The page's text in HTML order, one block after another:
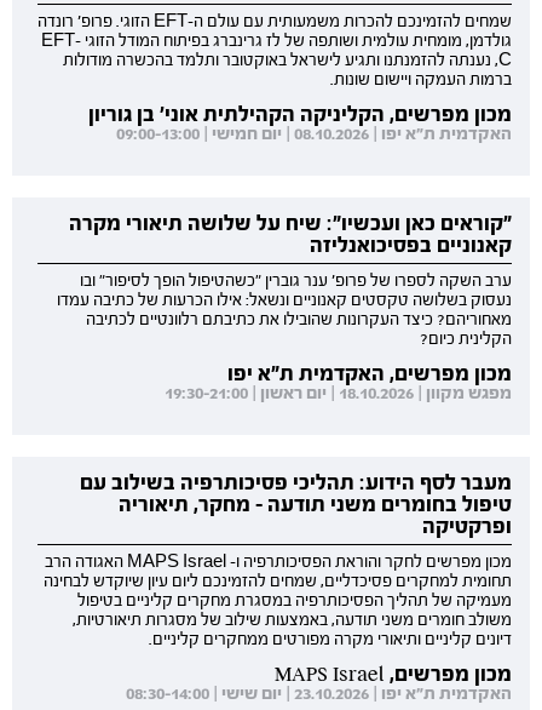
שמחים להזמינכם להכרות משמעותית עם עולם ה-EFT הזוגי. פרופ' רונדה
גולדמן, מומחית עולמית ושותפה של לז גרינברג בפיתוח המודל הזוגי EFT-
C, נענתה להזמנתנו ותגיע לישראל באוקטובר ותלמד בהכשרה מודולות
ברמות העמקה ויישום שונות.
מכון מפרשים, הקליניקה הקהילתית אוני' בן גוריון
האקדמית ת"א יפו | 08.10.2026 | יום חמישי | 09:00-13:00
"קוראים כאן ועכשיו": שיח על שלושה תיאורי מקרה
קאנוניים בפסיכואנליזה
ערב השקה לספרו של פרופ' ענר גוברין "כשהטיפול הופך לסיפור" ובו
נעסוק בשלושה טקסטים קאנוניים ונשאל: אילו הכרעות של כתיבה עמדו
מאחוריהם? כיצד העקרונות שהובילו את כתיבתם רלוונטיים לכתיבה
הקלינית כיום?
מכון מפרשים, האקדמית ת"א יפו
מפגש מקוון | 18.10.2026 | יום ראשון | 19:30-21:00
מעבר לסף הידוע: תהליכי פסיכותרפיה בשילוב עם
טיפול בחומרים משני תודעה - מחקר, תיאוריה
ופרקטיקה
מכון מפרשים לחקר והוראת הפסיכותרפיה ו- MAPS Israel האגודה הרב
תחומית למחקרים פסיכדליים, שמחים להזמינכם ליום עיון שיוקדש לבחינה
מעמיקה של תהליך הפסיכותרפיה במסגרת מחקרים קליניים בטיפול
משולב חומרים משני תודעה, באמצעות שילוב של מסגרות תיאורטיות,
דיונים קליניים ותיאורי מקרה מפורטים ממחקרים קליניים.
מכון מפרשים, MAPS Israel
האקדמית ת"א יפו | 23.10.2026 | יום שישי | 08:30-14:00